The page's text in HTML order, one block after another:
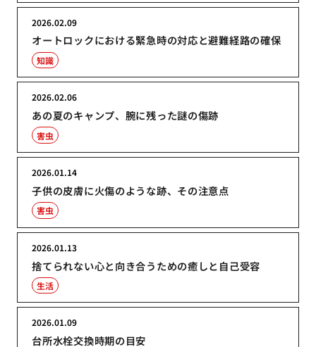
オートロックにおける緊急時の対応と避難経路の確保
2026.02.09
知識
あの夏のキャンプ、腕に残った謎の傷跡
2026.02.06
害虫
子供の皮膚に火傷のような跡、その注意点
2026.01.14
害虫
捨てられない心と向き合うための癒しと自己受容
2026.01.13
生活
台所水栓交換時期の目安
2026.01.09